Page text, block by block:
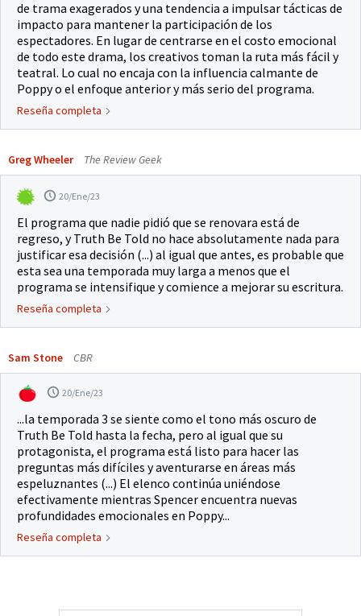
de trama exagerados y una tendencia a impulsar tácticas de
impacto para mantener la participación de los
espectadores. En lugar de centrarse en el costo emocional
de todo este drama, los creativos toman la ruta más fácil y
teatral. Lo cual no encaja con la influencia calmante de
Poppy o el enfoque anterior y más serio del programa.
Reseña completa
Greg Wheeler The Review Geek
20/Ene/23
El programa que nadie pidió que se renovara está de
regreso, y Truth Be Told no hace absolutamente nada para
justificar esa decisión (...) al igual que antes, es probable que
esta sea una temporada muy larga a menos que el
programa se intensifique y comience a mejorar su escritura.
Reseña completa
Sam Stone CBR
20/Ene/23
...la temporada 3 se siente como el tono más oscuro de
Truth Be Told hasta la fecha, pero al igual que su
protagonista, el programa está listo para hacer las
preguntas más difíciles y aventurarse en áreas más
espeluznantes (...) El elenco continúa uniéndose
efectivamente mientras Spencer encuentra nuevas
profundidades emocionales en Poppy...
Reseña completa